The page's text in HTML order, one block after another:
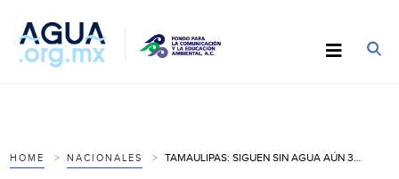
HOME NACIONALES